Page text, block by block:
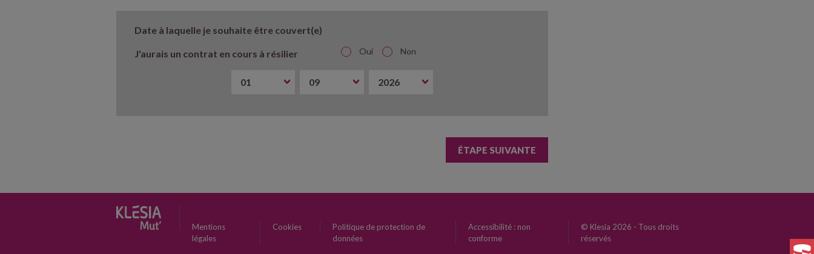
Date à laquelle je souhaite être couvert(e)
J'aurais un contrat en cours à résilier Oui Non
ÉTAPE SUIVANTE
Mentions
légales
Cookies
Politique de protection de
données
Accessibilité : non
conforme
© Klesia 2026 - Tous droits
réservés